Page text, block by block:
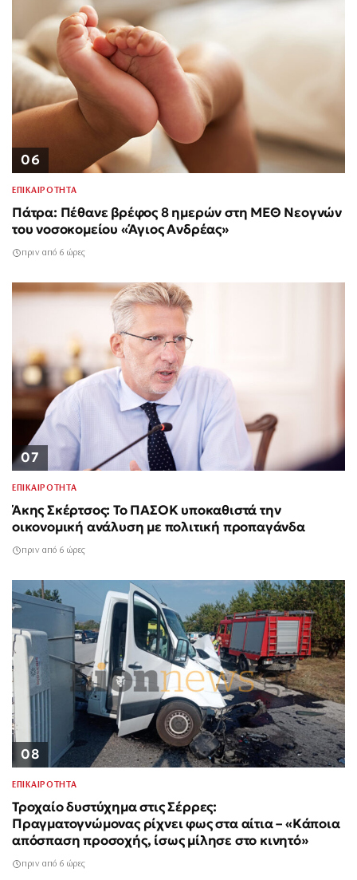
06
ΕΠΙΚΑΙΡΟΤΗΤΑ
Πάτρα: Πέθανε βρέφος 8 ημερών στη ΜΕΘ Νεογνών
του νοσοκομείου «Άγιος Ανδρέας»
πριν από 6 ώρες
07
ΕΠΙΚΑΙΡΟΤΗΤΑ
Άκης Σκέρτσος: Το ΠΑΣΟΚ υποκαθιστά την
οικονομική ανάλυση με πολιτική προπαγάνδα
πριν από 6 ώρες
08
ΕΠΙΚΑΙΡΟΤΗΤΑ
Τροχαίο δυστύχημα στις Σέρρες:
Πραγματογνώμονας ρίχνει φως στα αίτια – «Κάποια
απόσπαση προσοχής, ίσως μίλησε στο κινητό»
πριν από 6 ώρες